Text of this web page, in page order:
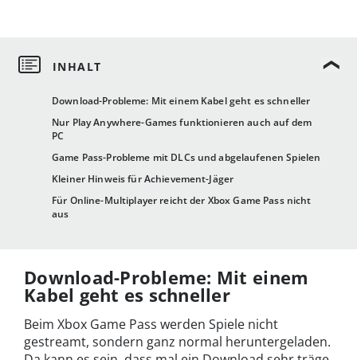
Download-Probleme: Mit einem Kabel geht es schneller
Nur Play Anywhere-Games funktionieren auch auf dem
PC
Game Pass-Probleme mit DLCs und abgelaufenen Spielen
Kleiner Hinweis für Achievement-Jäger
Für Online-Multiplayer reicht der Xbox Game Pass nicht
aus
Download-Probleme: Mit einem
Kabel geht es schneller
Beim Xbox Game Pass werden Spiele nicht
gestreamt, sondern ganz normal heruntergeladen.